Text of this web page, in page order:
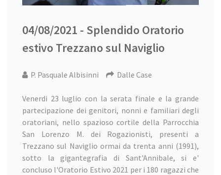
04/08/2021 - Splendido Oratorio
estivo Trezzano sul Naviglio
P. Pasquale Albisinni Dalle Case
Venerdi 23 luglio con la serata finale e la grande
partecipazione dei genitori, nonni e familiari degli
oratoriani, nello spazioso cortile della Parrocchia
San Lorenzo M. dei Rogazionisti, presenti a
Trezzano sul Naviglio ormai da trenta anni (1991),
sotto la gigantegrafia di Sant'Annibale, si e'
concluso l'Oratorio Estivo 2021 per i 180 ragazzi che